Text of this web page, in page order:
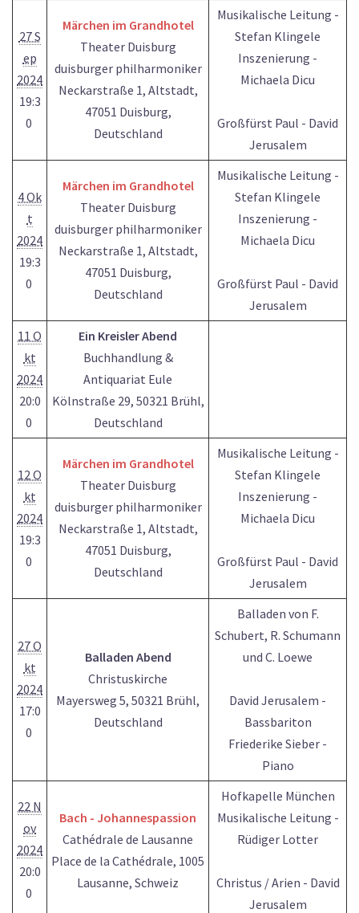
27 S
ep
2024
19:3
0
Märchen im Grandhotel
Theater Duisburg
duisburger philharmoniker
Neckarstraße 1, Altstadt,
47051 Duisburg,
Deutschland
Musikalische Leitung -
Stefan Klingele
Inszenierung -
Michaela Dicu
Großfürst Paul - David
Jerusalem
4 Ok
t
2024
19:3
0
Märchen im Grandhotel
Theater Duisburg
duisburger philharmoniker
Neckarstraße 1, Altstadt,
47051 Duisburg,
Deutschland
Musikalische Leitung -
Stefan Klingele
Inszenierung -
Michaela Dicu
Großfürst Paul - David
Jerusalem
11 O
kt
2024
20:0
0
Ein Kreisler Abend
Buchhandlung &
Antiquariat Eule
Kölnstraße 29, 50321 Brühl,
Deutschland
12 O
kt
2024
19:3
0
Märchen im Grandhotel
Theater Duisburg
duisburger philharmoniker
Neckarstraße 1, Altstadt,
47051 Duisburg,
Deutschland
Musikalische Leitung -
Stefan Klingele
Inszenierung -
Michaela Dicu
Großfürst Paul - David
Jerusalem
27 O
kt
2024
17:0
0
Balladen Abend
Christuskirche
Mayersweg 5, 50321 Brühl,
Deutschland
Balladen von F.
Schubert, R. Schumann
und C. Loewe
David Jerusalem -
Bassbariton
Friederike Sieber -
Piano
22 N
ov
2024
20:0
0
Bach - Johannespassion
Cathédrale de Lausanne
Place de la Cathédrale, 1005
Lausanne, Schweiz
Hofkapelle München
Musikalische Leitung -
Rüdiger Lotter
Christus / Arien - David
Jerusalem